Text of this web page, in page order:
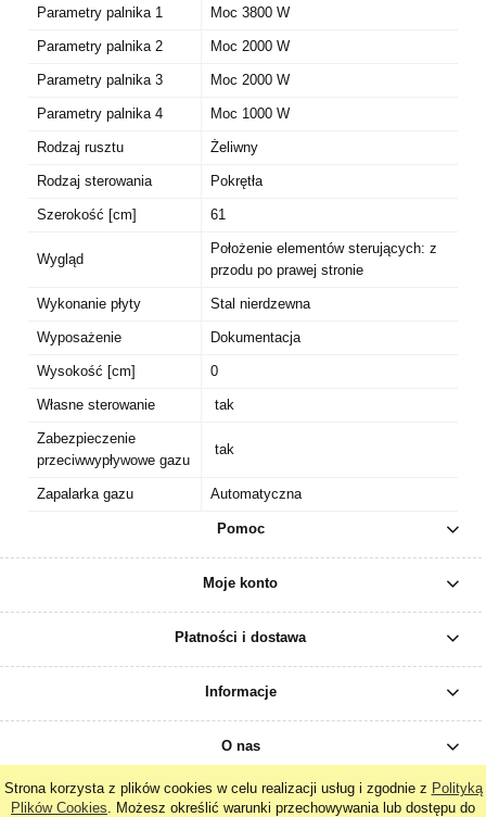
Strona korzysta z plików cookies w celu realizacji usług i zgodnie z Polityką
Plików Cookies. Możesz określić warunki przechowywania lub dostępu do
Parametry palnika 1 Moc 3800 W
Parametry palnika 2 Moc 2000 W
Parametry palnika 3 Moc 2000 W
Parametry palnika 4 Moc 1000 W
Rodzaj rusztu Żeliwny
Rodzaj sterowania Pokrętła
Szerokość [cm] 61
Wygląd
Położenie elementów sterujących: z
przodu po prawej stronie
Wykonanie płyty Stal nierdzewna
Wyposażenie Dokumentacja
Wysokość [cm] 0
Własne sterowanie tak
Zabezpieczenie
przeciwwypływowe gazu
tak
Zapalarka gazu Automatyczna
Pomoc
Moje konto
Płatności i dostawa
Informacje
O nas
pokaż pełną wersję strony